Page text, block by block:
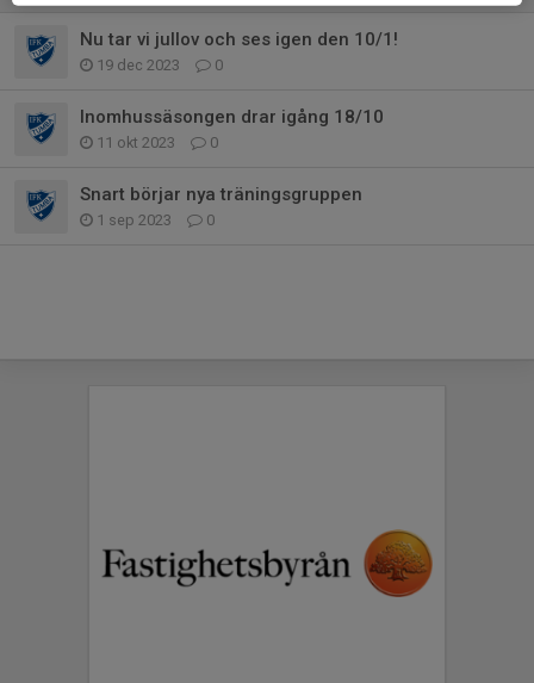
Nu tar vi jullov och ses igen den 10/1!
19 dec 2023 0
Inomhussäsongen drar igång 18/10
11 okt 2023 0
Snart börjar nya träningsgruppen
1 sep 2023 0